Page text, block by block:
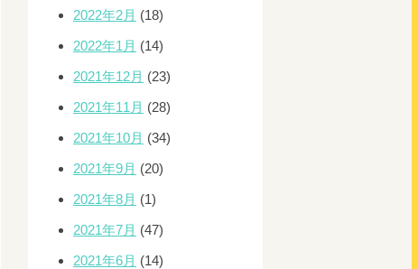
2022年2月 (18)
2022年1月 (14)
2021年12月 (23)
2021年11月 (28)
2021年10月 (34)
2021年9月 (20)
2021年8月 (1)
2021年7月 (47)
2021年6月 (14)